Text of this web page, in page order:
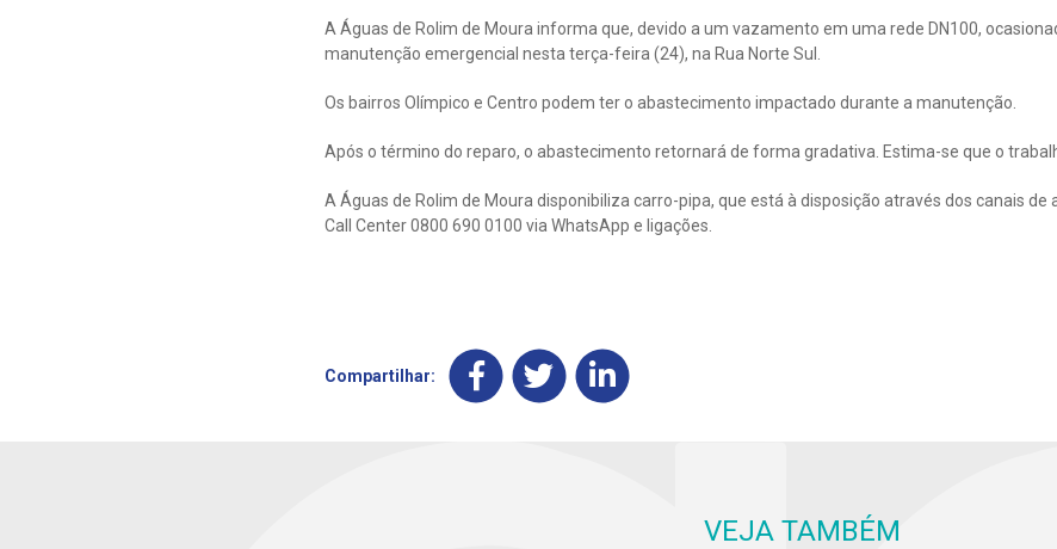
A Águas de Rolim de Moura informa que, devido a um vazamento em uma rede DN100,
manutenção emergencial nesta terça-feira (24), na Rua Norte Sul.
Os bairros Olímpico e Centro podem ter o abastecimento impactado durante a manutenção.
Após o término do reparo, o abastecimento retornará de forma gradativa. Estima-se que o
A Águas de Rolim de Moura disponibiliza carro-pipa, que está à disposição através dos canais de
Call Center 0800 690 0100 via WhatsApp e ligações.
Compartilhar:
VEJA TAMBÉM